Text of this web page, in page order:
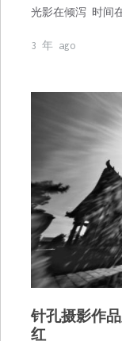
光影在倾泻 时间
3 年 ago
针孔摄影作
红